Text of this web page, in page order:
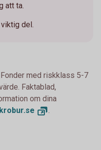
att ta.
del.
med riskklass 5-7
Faktablad,
om dina
se .